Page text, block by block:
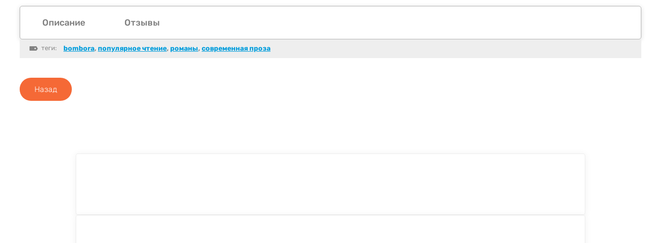
Описание Отзывы
теги: bombora, популярное чтение, романы, современная проза
Назад